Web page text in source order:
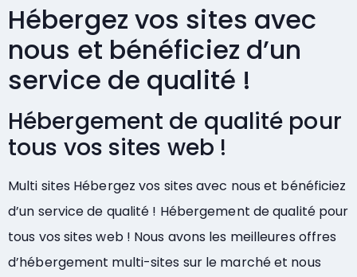
Hébergez vos sites avec
nous et bénéficiez d’un
service de qualité !
Hébergement de qualité pour
tous vos sites web !
Multi sites Hébergez vos sites avec nous et bénéficiez
d’un service de qualité ! Hébergement de qualité pour
tous vos sites web ! Nous avons les meilleures offres
d’hébergement multi-sites sur le marché et nous